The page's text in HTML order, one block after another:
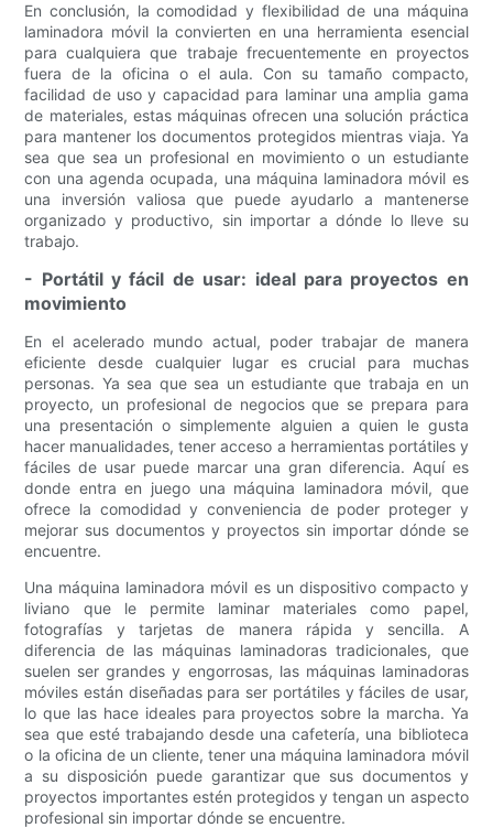
En conclusión, la comodidad y flexibilidad de una máquina
laminadora móvil la convierten en una herramienta esencial
para cualquiera que trabaje frecuentemente en proyectos
fuera de la oficina o el aula. Con su tamaño compacto,
facilidad de uso y capacidad para laminar una amplia gama
de materiales, estas máquinas ofrecen una solución práctica
para mantener los documentos protegidos mientras viaja. Ya
sea que sea un profesional en movimiento o un estudiante
con una agenda ocupada, una máquina laminadora móvil es
una inversión valiosa que puede ayudarlo a mantenerse
organizado y productivo, sin importar a dónde lo lleve su
trabajo.
- Portátil y fácil de usar: ideal para proyectos en
movimiento
En el acelerado mundo actual, poder trabajar de manera
eficiente desde cualquier lugar es crucial para muchas
personas. Ya sea que sea un estudiante que trabaja en un
proyecto, un profesional de negocios que se prepara para
una presentación o simplemente alguien a quien le gusta
hacer manualidades, tener acceso a herramientas portátiles y
fáciles de usar puede marcar una gran diferencia. Aquí es
donde entra en juego una máquina laminadora móvil, que
ofrece la comodidad y conveniencia de poder proteger y
mejorar sus documentos y proyectos sin importar dónde se
encuentre.
Una máquina laminadora móvil es un dispositivo compacto y
liviano que le permite laminar materiales como papel,
fotografías y tarjetas de manera rápida y sencilla. A
diferencia de las máquinas laminadoras tradicionales, que
suelen ser grandes y engorrosas, las máquinas laminadoras
móviles están diseñadas para ser portátiles y fáciles de usar,
lo que las hace ideales para proyectos sobre la marcha. Ya
sea que esté trabajando desde una cafetería, una biblioteca
o la oficina de un cliente, tener una máquina laminadora móvil
a su disposición puede garantizar que sus documentos y
proyectos importantes estén protegidos y tengan un aspecto
profesional sin importar dónde se encuentre.